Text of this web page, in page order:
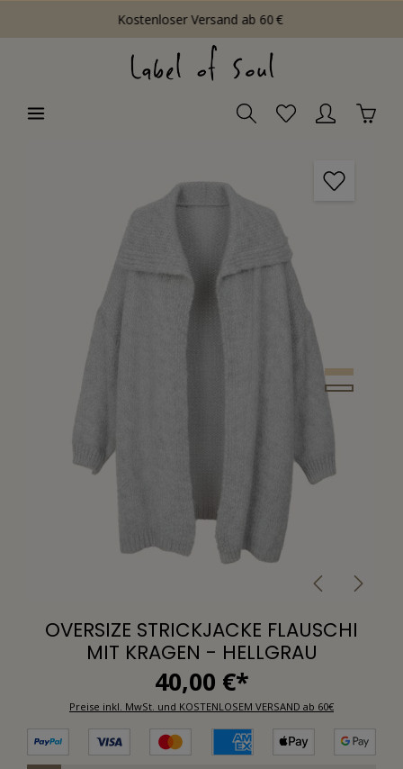
Kostenloser Versand ab 60 €
OVERSIZE STRICKJACKE FLAUSCHI
MIT KRAGEN - HELLGRAU
40,00 €*
Preise inkl. MwSt. und KOSTENLOSEM VERSAND ab 60€